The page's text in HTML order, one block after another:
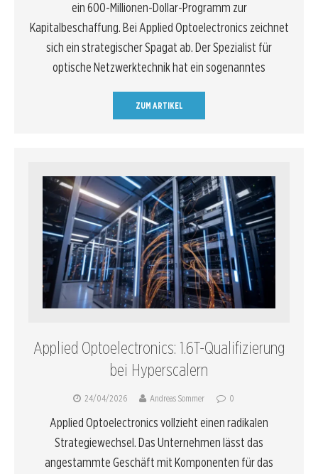
ein 600-Millionen-Dollar-Programm zur
Kapitalbeschaffung. Bei Applied Optoelectronics zeichnet
sich ein strategischer Spagat ab. Der Spezialist für
optische Netzwerktechnik hat ein sogenanntes
ZUM ARTIKEL
Applied Optoelectronics: 1.6T-Qualifizierung
bei Hyperscalern
24/04/2026 Andreas Sommer 0
Applied Optoelectronics vollzieht einen radikalen
Strategiewechsel. Das Unternehmen lässt das
angestammte Geschäft mit Komponenten für das